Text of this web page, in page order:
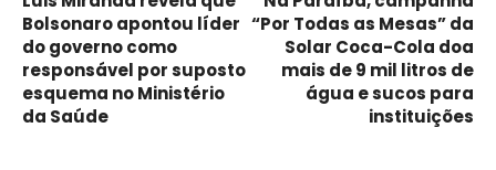
Bolsonaro apontou líder
do governo como
responsável por suposto
esquema no Ministério
da Saúde
“Por Todas as Mesas” da
Solar Coca-Cola doa
mais de 9 mil litros de
água e sucos para
instituições